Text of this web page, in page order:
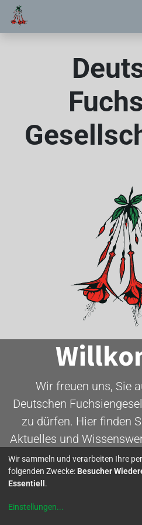
Wir freuen uns, Sie
Deutschen
zu dürfen. Hier finden
Aktuelles und
- die
Wir sammeln und verarbeiten Ihre
folgenden Zwecke: Besucher
Essentiell .
Einstellungen...